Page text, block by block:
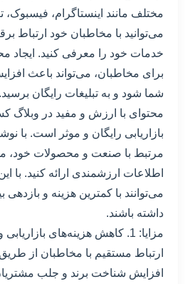
مختلف مانند اینستاگرام، فیسبوک،
می‌توانید با مخاطبان خود ارتباط
خدمات خود را معرفی کنید. ایجاد
برای مخاطبان، می‌تواند باعث
شما شود و به تبلیغات رایگان
محتوای با ارزش و مفید در
بازاریابی رایگان و موثر است. با
مرتبط با صنعت و محصولات خود،
اطلاعات ارزشمندی ارائه کنید.
می‌توانند با کمترین هزینه و بازدهی
داشته باشند.